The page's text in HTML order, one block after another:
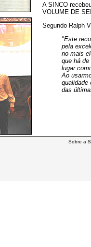
A SINCO
VOLUME DE
Segundo Ralph
"Este
pela
no mais
que há de
lugar
Ao
qualidade
das
Sobre a